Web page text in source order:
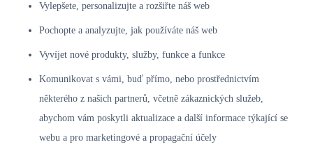
Vylepšete, personalizujte a rozšiřte náš web
Pochopte a analyzujte, jak používáte náš web
Vyvíjet nové produkty, služby, funkce a funkce
Komunikovat s vámi, buď přímo, nebo prostřednictvím
některého z našich partnerů, včetně zákaznických služeb,
abychom vám poskytli aktualizace a další informace týkající se
webu a pro marketingové a propagační účely